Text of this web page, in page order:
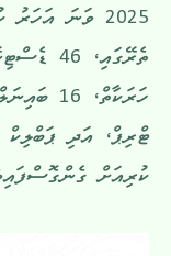
2025 ވަނަ
ކުރިއަށް